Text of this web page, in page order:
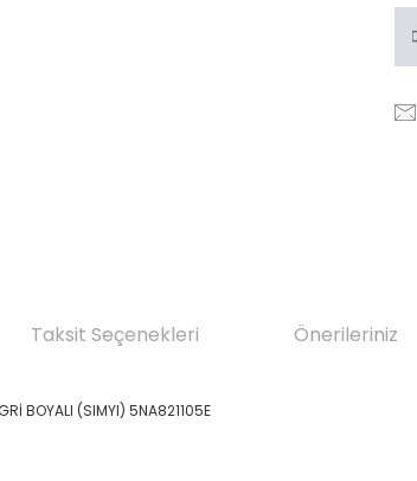
Taksit Seçenekleri Önerileriniz
BOYALI (SIMYI) 5NA821105E